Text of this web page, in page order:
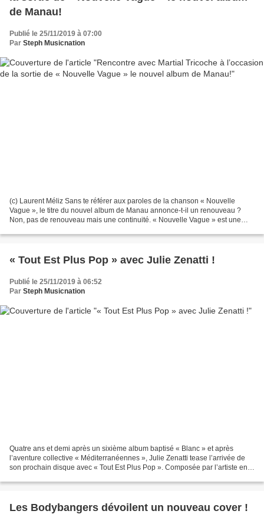
de Manau!
Publié le 25/11/2019 à 07:00
Par Steph Musicnation
(c) Laurent Méliz Sans te référer aux paroles de la chanson « Nouvelle
Vague », le titre du nouvel album de Manau annonce-t-il un renouveau ?
Non, pas de renouveau mais une continuité. « Nouvelle Vague » est une
« Tout Est Plus Pop » avec Julie Zenatti !
Publié le 25/11/2019 à 06:52
Par Steph Musicnation
Quatre ans et demi après un sixième album baptisé « Blanc » et après
l’aventure collective « Méditerranéennes », Julie Zenatti tease l’arrivée de
son prochain disque avec « Tout Est Plus Pop ». Composée par l’artiste en
Les Bodybangers dévoilent un nouveau cover !